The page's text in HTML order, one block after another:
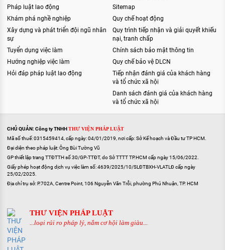
Pháp luật lao động
Khám phá nghề nghiệp
Xây dựng và phát triển đội ngũ nhân
sự
Tuyển dụng việc làm
Hướng nghiệp việc làm
Hỏi đáp pháp luật lao động
Sitemap
Quy chế hoạt động
Quy trình tiếp nhận và giải quyết khiếu
nại, tranh chấp
Chính sách bảo mật thông tin
Quy chế bảo vệ DLCN
Tiếp nhận đánh giá của khách hàng
và tổ chức xã hội
Danh sách đánh giá của khách hàng
và tổ chức xã hội
CHỦ QUẢN: Công ty TNHHTHƯ VIỆN PHÁP LUẬT
Mã số thuế: 0315459414, cấp ngày: 04/01/2019, nơi cấp: Sở Kế hoạch và Đầu tư TP HCM.
Đại diện theo pháp luật: Ông Bùi Tường Vũ
GP thiết lập trang TTĐTTH số 30/GP-TTĐT, do Sở TTTT TP.HCM cấp ngày 15/06/2022.
Giấy phép hoạt động dịch vụ việc làm số: 4639/2025/10/SLĐTBXH-VLATLĐ cấp ngày
25/02/2025.
Địa chỉ trụ sở: P.702A, Centre Point, 106 Nguyễn Văn Trỗi, phường Phú Nhuận, TP. HCM
THƯ VIỆN PHÁP LUẬT
...loại rủi ro pháp lý, nắm cơ hội làm giàu...